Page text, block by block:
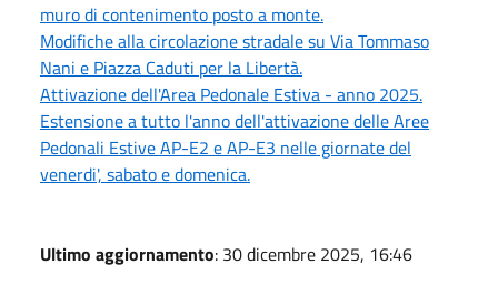
muro di contenimento posto a monte.
Modifiche alla circolazione stradale su Via Tommaso
Nani e Piazza Caduti per la Libertà.
Attivazione dell'Area Pedonale Estiva - anno 2025.
Estensione a tutto l'anno dell'attivazione delle Aree
Pedonali Estive AP-E2 e AP-E3 nelle giornate del
venerdi', sabato e domenica.
Ultimo aggiornamento: 30 dicembre 2025, 16:46